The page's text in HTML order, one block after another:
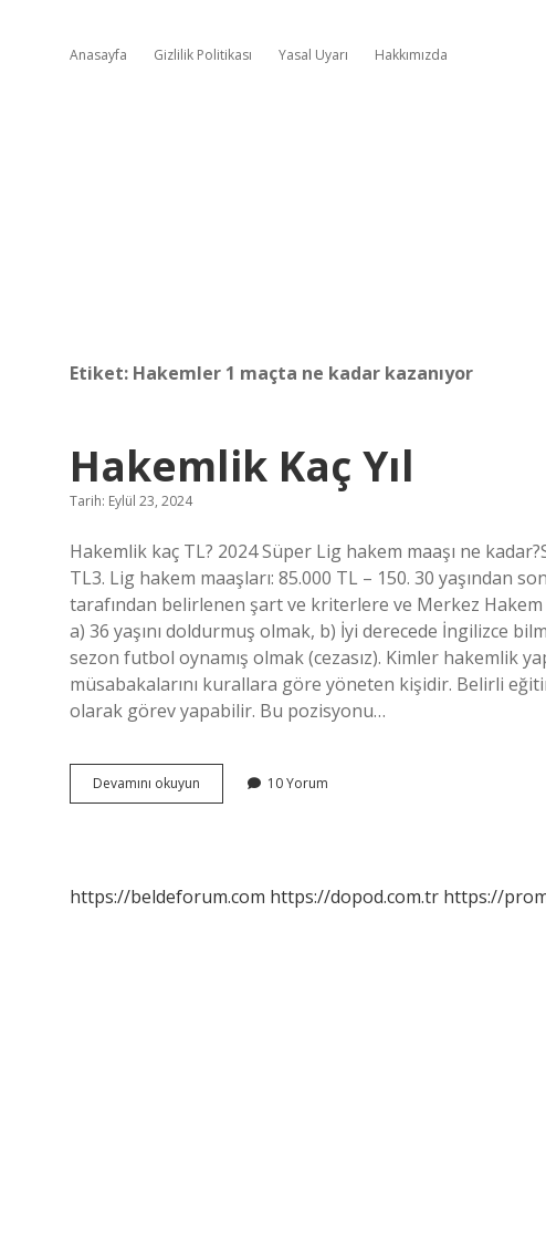
Anasayfa Gizlilik Politikası Yasal Uyarı Hakkımızda
Etiket: Hakemler 1 maçta ne kadar kazanıyor
Hakemlik Kaç Yıl
Tarih: Eylül 23, 2024
Hakemlik kaç TL? 2024 Süper Lig hakem maaşı ne
TL3. Lig hakem maaşları: 85.000 TL – 150. 30 yaşından
tarafından belirlenen şart ve kriterlere ve Merkez
a) 36 yaşını doldurmuş olmak, b) İyi derecede İngilizce
sezon futbol oynamış olmak (cezasız). Kimler hakemlik
müsabakalarını kurallara göre yöneten kişidir. Belirli
olarak görev yapabilir. Bu pozisyonu…
Devamını okuyun Hakemlik
Kaç
10 Yorum
https://beldeforum.com https://dopod.com.tr https://